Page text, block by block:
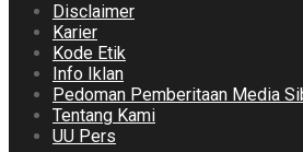
Disclaimer
Karier
Kode Etik
Info Iklan
Pedoman Pemberitaan Media
Tentang Kami
UU Pers